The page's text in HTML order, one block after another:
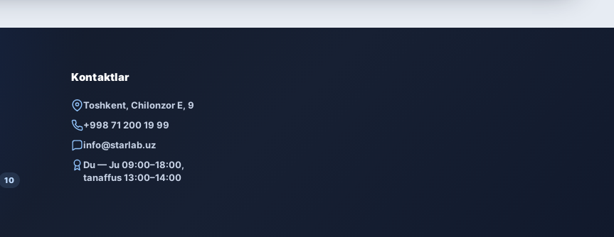
10
Kontaktlar
Toshkent, Chilonzor E, 9
+998 71 200 19 99
info@starlab.uz
Du — Ju 09:00–18:00,
tanaffus 13:00–14:00